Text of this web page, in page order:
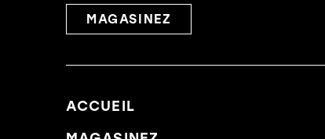
MAGASINEZ
ACCUEIL